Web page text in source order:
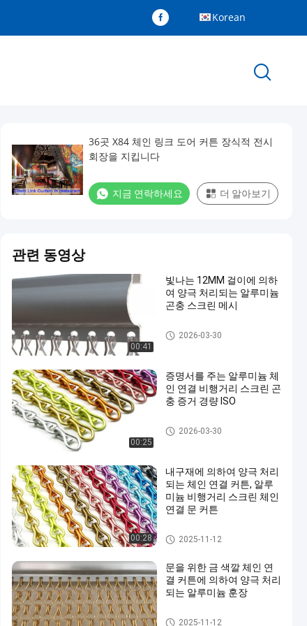
Korean
36곳 X84 체인 링크 도어 커튼 장식적 전시
회장을 지킵니다
지금 연락하세요 더 알아보기
관련 동영상
00:41
빛나는 12MM 걸이에 의하
여 양극 처리되는 알루미늄
곤충 스크린 메시
체인 연결 커튼
2026-03-30
00:25
증명서를 주는 알루미늄 체
인 연결 비행거리 스크린 곤
충 증거 경량 ISO
체인 연결 커튼
2026-03-30
00:28
내구재에 의하여 양극 처리
되는 체인 연결 커튼, 알루
미늄 비행거리 스크린 체인
연결 문 커튼
체인 연결 커튼
2025-11-12
문을 위한 금 색깔 체인 연
결 커튼에 의하여 양극 처리
되는 알루미늄 훈장
체인 연결 커튼
2025-11-12